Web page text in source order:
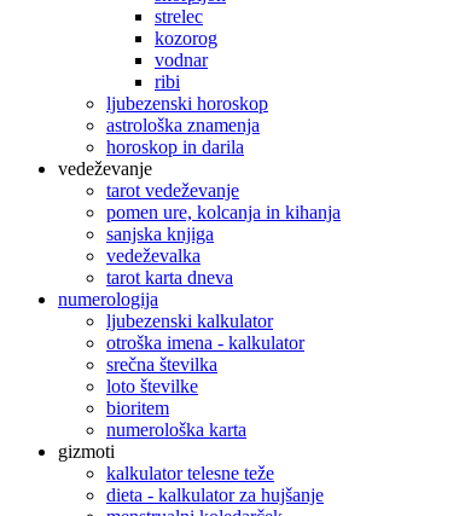
strelec
kozorog
vodnar
ribi
ljubezenski horoskop
astrološka znamenja
horoskop in darila
vedeževanje
tarot vedeževanje
pomen ure, kolcanja in kihanja
sanjska knjiga
vedeževalka
tarot karta dneva
numerologija
ljubezenski kalkulator
otroška imena - kalkulator
srečna številka
loto številke
bioritem
numerološka karta
gizmoti
kalkulator telesne teže
dieta - kalkulator za hujšanje